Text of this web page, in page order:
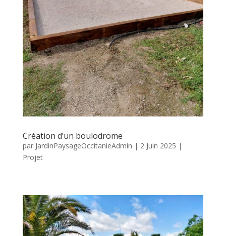
Création d’un boulodrome
par JardinPaysageOccitanieAdmin | 2 Juin 2025 |
Projet